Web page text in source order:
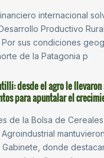
internacional
Productivo
sus condiciones
de la Patagonia p
desde el agro le
para apuntalar el
de la Bolsa de
donde